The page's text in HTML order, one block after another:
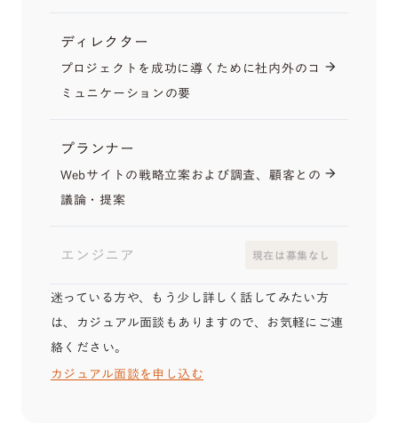
ディレクター
プロジェクトを成功に導くために社内外のコ
ミュニケーションの要
arrow_forward
プランナー
Webサイトの戦略立案および調査、顧客との
議論・提案
arrow_forward
エンジニア 現在は募集なし
迷っている方や、もう少し詳しく話してみたい方
は、カジュアル面談もありますので、お気軽にご連
絡ください。
カジュアル面談を申し込む